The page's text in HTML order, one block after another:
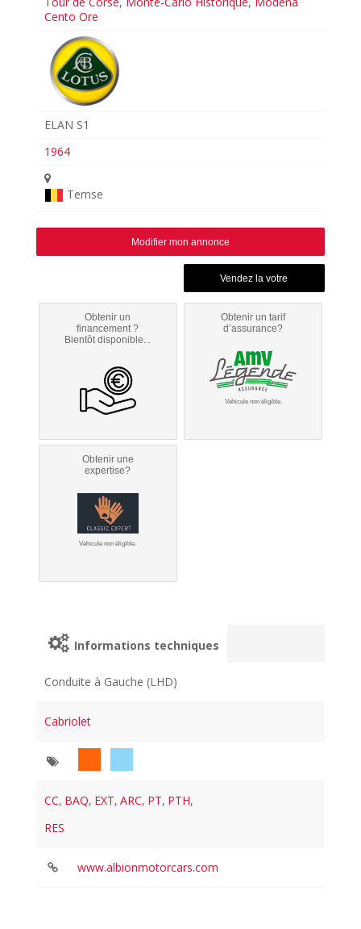
Cento Ore
ELAN S1
1964
Temse
Modifier mon annonce
Obtenir un
financement ?
Bientôt disponible...
Obtenir un tarif
d’assurance?
Véhicule non éligible.
Obtenir une
expertise?
Véhicule non éligible.
Informations techniques
Conduite à Gauche (LHD)
Cabriolet
CC, BAQ, EXT, ARC, PT, PTH,
RES
www.albionmotorcars.com